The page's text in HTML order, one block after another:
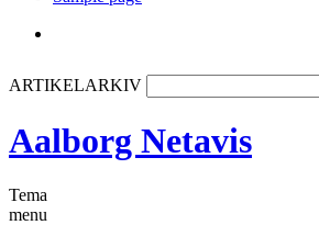
ARTIKELARKIV
Aalborg Netavis
Tema
menu